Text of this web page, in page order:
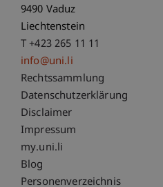
9490 Vaduz
Liechtenstein
T +423 265 11 11
info@uni.li
Fußzeile
Rechtssammlung
Datenschutzerklärung
Disclaimer
Impressum
Fußzeile
my.uni.li
Blog
Personenverzeichnis